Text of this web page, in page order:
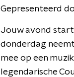
Gepresenteerd
Jouw avond start
donderdag neemt
mee op een
legendarische